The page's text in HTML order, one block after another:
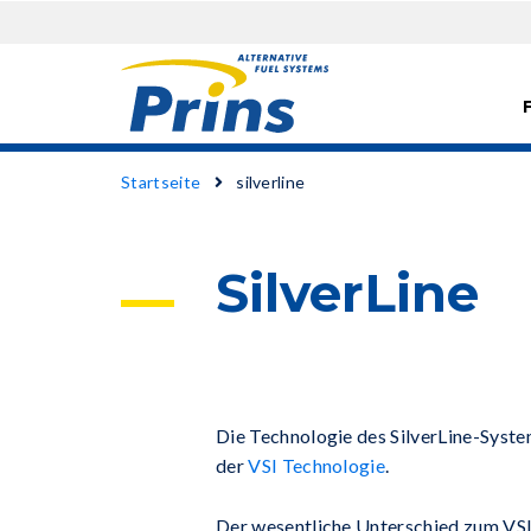
Pfadnavigation
Startseite silverline
SilverLine
Die Technologie des SilverLine-
derVSI Technologie.
Der wesentliche Unterschied zum